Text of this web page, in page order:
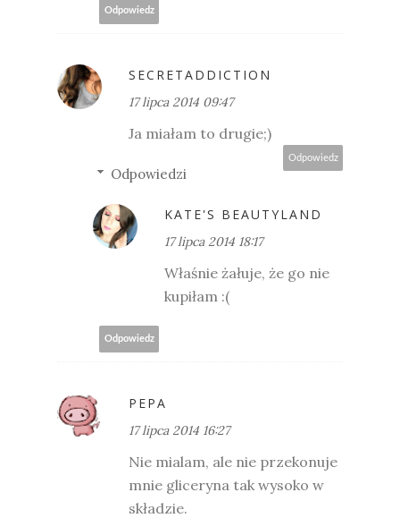
Odpowiedz
SECRETADDICTION
17 lipca 2014 09:47
Ja miałam to drugie;)
Odpowiedz
Odpowiedzi
KATE'S BEAUTYLAND
17 lipca 2014 18:17
Właśnie żałuje, że go nie
kupiłam :(
Odpowiedz
PEPA
17 lipca 2014 16:27
Nie mialam, ale nie przekonuje
mnie gliceryna tak wysoko w
składzie.